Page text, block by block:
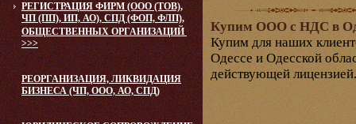
РЕГИСТРАЦИЯ ФИРМ (ООО (ТОВ),
ЧП (ПП), ИП, АО), СПД (ФОП, ФЛП),
ОБЩЕСТВЕННЫХ ОРГАНИЗАЦИЙ
>>>
РЕОРГАНИЗАЦИЯ, ЛИКВИДАЦИЯ
БИЗНЕСА (ЧП, ООО, АО, СПД)
Купим ООО с НДС в
Купим для наших
Одессе и Одесской
действующей лицензией.